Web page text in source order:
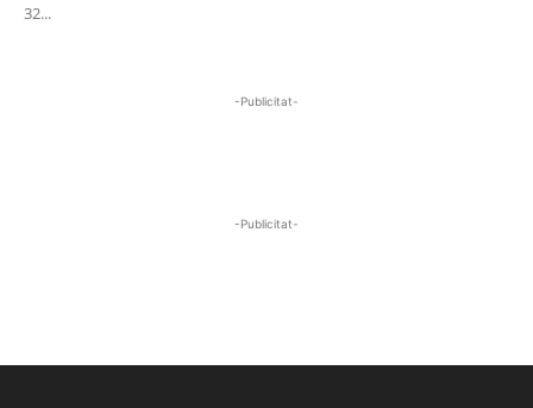
32...
-Publicitat-
-Publicitat-